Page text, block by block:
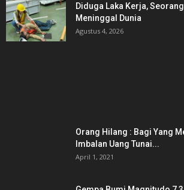
Diduga Laka Kerja,
Meninggal Dunia
Agustus 4, 2026
Orang Hilang : Bagi Yang
Imbalan Uang Tunai...
April 1, 2021